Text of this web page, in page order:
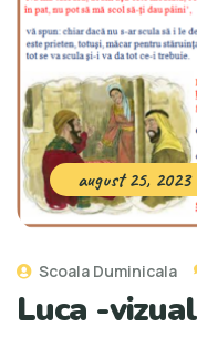
august 25, 2023
Scoala Duminicala
Luca -